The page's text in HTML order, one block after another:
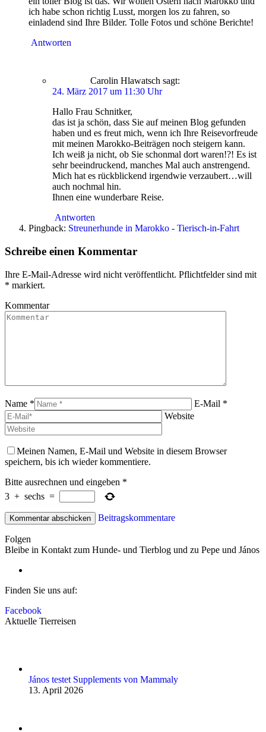
ich habe schon richtig Lusst, morgen los zu fahren, so
einladend sind Ihre Bilder. Tolle Fotos und schöne Berichte!
Antworten
Carolin Hlawatsch sagt:
24. März 2017 um 11:30 Uhr
Hallo Frau Schnitker,
das ist ja schön, dass Sie auf meinen Blog gefunden
haben und es freut mich, wenn ich Ihre Reisevorfreude
mit meinen Marokko-Beiträgen noch steigern kann.
Ich weiß ja nicht, ob Sie schonmal dort waren!?! Es ist
sehr beeindruckend, manches Mal auch anstrengend.
Mich hat es rückblickend irgendwie verzaubert…will
auch nochmal hin.
Ihnen eine wunderbare Reise.
Antworten
Pingback: Streunerhunde in Marokko - Tierisch-in-Fahrt
Schreibe einen Kommentar
Ihre E-Mail-Adresse wird nicht veröffentlicht. Pflichtfelder sind mit
* markiert.
Kommentar
Name *
E-Mail *
Website
Meinen Namen, E-Mail und Website in diesem Browser
speichern, bis ich wieder kommentiere.
Bitte ausrechnen und eingeben *
3 + sechs =
Beitragskommentare
Folgen
Bleibe in Kontakt zum Hunde- und Tierblog und zu Pepe und János
Finden Sie uns auf:
Facebook
Aktuelle Tierreisen
János testet Supplements von Mammaly
13. April 2026